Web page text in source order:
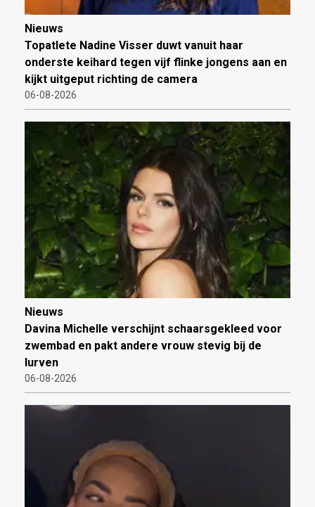
Nieuws
Topatlete Nadine Visser duwt vanuit haar
onderste keihard tegen vijf flinke jongens aan en
kijkt uitgeput richting de camera
06-08-2026
Nieuws
Davina Michelle verschijnt schaarsgekleed voor
zwembad en pakt andere vrouw stevig bij de
lurven
06-08-2026